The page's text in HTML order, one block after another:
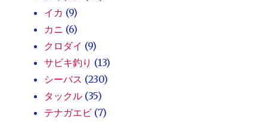
イカ (9)
カニ (6)
クロダイ (9)
サビキ釣り (13)
シーバス (230)
タックル (35)
テナガエビ (7)